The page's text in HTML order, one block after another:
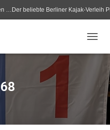
Berliner Kajak-Verleih